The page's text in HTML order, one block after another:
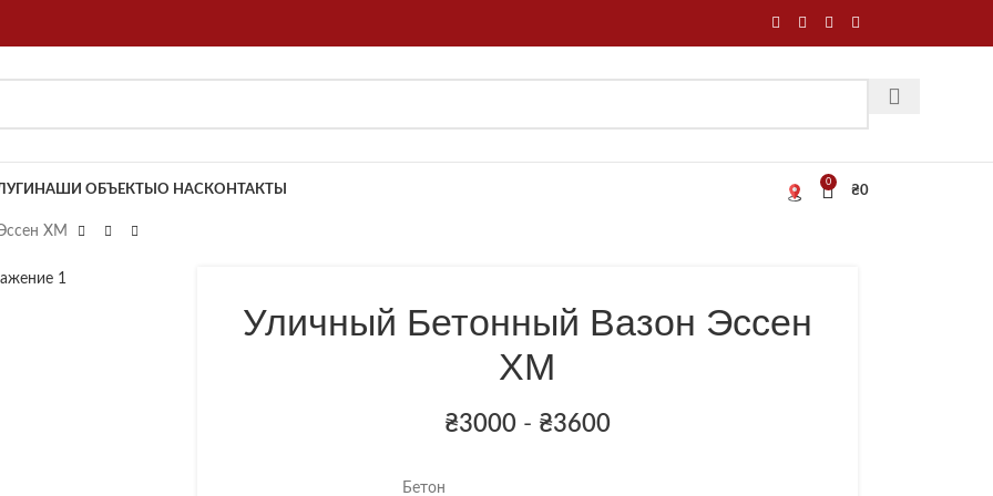
НАШИ ОБЪЕКТЫ О НАСКОНТАКТЫ
0
₴0
XM
Уличный Бетонный Вазон Эссен
XM
₴3000 - ₴3600
Бетон